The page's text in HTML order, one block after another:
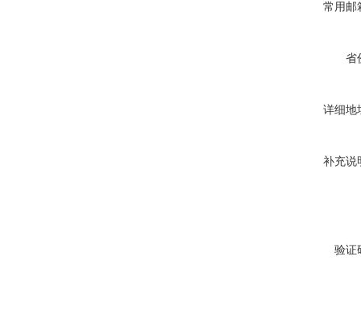
常用邮
省
详细地
补充说
验证